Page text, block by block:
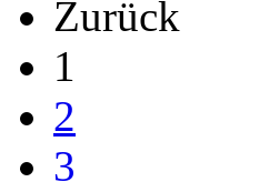
Zurück
1
2
3